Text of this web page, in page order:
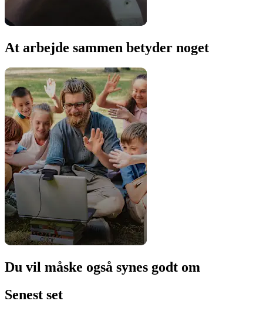
At arbejde sammen betyder noget
Du vil måske også synes godt om
Senest set